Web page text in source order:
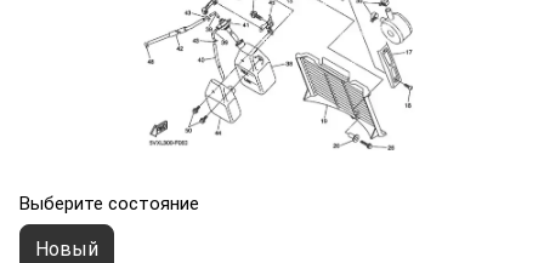
Выберите состояние
Новый